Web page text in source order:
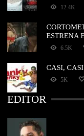
12.4K
ESTRENA
6.5K
CASI,
5K
EDITOR